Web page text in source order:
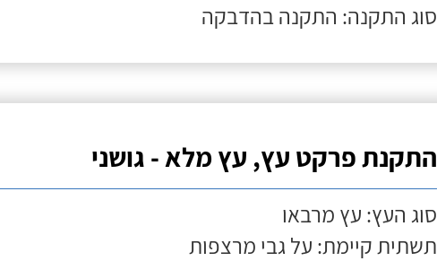
סוג התקנה: התקנה בהדבקה
התקנת פרקט עץ, עץ מלא - גושני
סוג העץ: עץ מרבאו
תשתית קיימת: על גבי מרצפות